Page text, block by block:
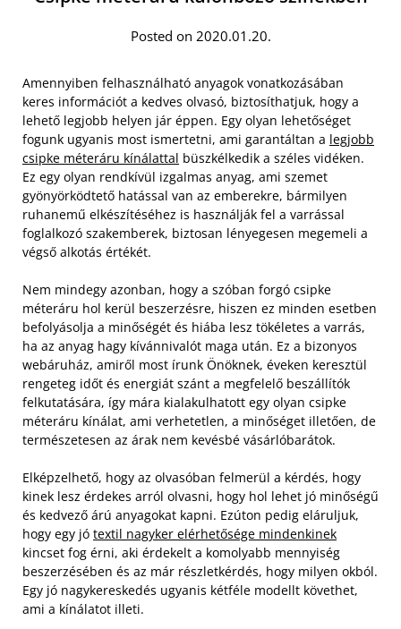
Posted on 2020.01.20.
Amennyiben felhasználható anyagok vonatkozásában
keres információt a kedves olvasó, biztosíthatjuk, hogy a
lehető legjobb helyen jár éppen. Egy olyan lehetőséget
fogunk ugyanis most ismertetni, ami garantáltan a legjobb
csipke méteráru kínálattal büszkélkedik a széles vidéken.
Ez egy olyan rendkívül izgalmas anyag, ami szemet
gyönyörködtető hatással van az emberekre, bármilyen
ruhanemű elkészítéséhez is használják fel a varrással
foglalkozó szakemberek, biztosan lényegesen megemeli a
végső alkotás értékét.
Nem mindegy azonban, hogy a szóban forgó csipke
méteráru hol kerül beszerzésre, hiszen ez minden esetben
befolyásolja a minőségét és hiába lesz tökéletes a varrás,
ha az anyag hagy kívánnivalót maga után. Ez a bizonyos
webáruház, amiről most írunk Önöknek, éveken keresztül
rengeteg időt és energiát szánt a megfelelő beszállítók
felkutatására, így mára kialakulhatott egy olyan csipke
méteráru kínálat, ami verhetetlen, a minőséget illetően, de
természetesen az árak nem kevésbé vásárlóbarátok.
Elképzelhető, hogy az olvasóban felmerül a kérdés, hogy
kinek lesz érdekes arról olvasni, hogy hol lehet jó minőségű
és kedvező árú anyagokat kapni. Ezúton pedig eláruljuk,
hogy egy jó textil nagyker elérhetősége mindenkinek
kincset fog érni, aki érdekelt a komolyabb mennyiség
beszerzésében és az már részletkérdés, hogy milyen okból.
Egy jó nagykereskedés ugyanis kétféle modellt követhet,
ami a kínálatot illeti.